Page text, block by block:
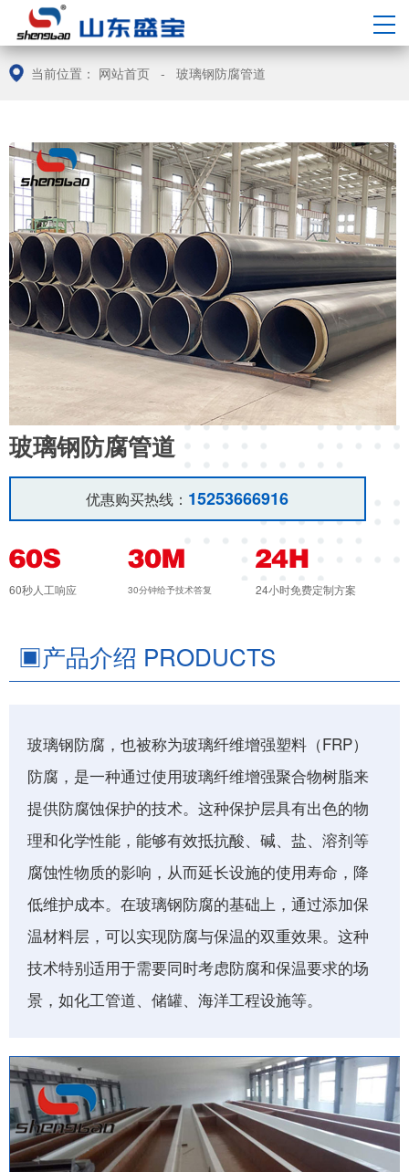
当前位置： 网站首页 - 玻璃钢防腐管道
玻璃钢防腐管道
优惠购买热线： 15253666916
60秒人工响应 30分钟给予技术答复 24小时免费定制方案
▣产品介绍 PRODUCTS
玻璃钢防腐，也被称为玻璃纤维增强塑料（FRP）
防腐，是一种通过使用玻璃纤维增强聚合物树脂来
提供防腐蚀保护的技术。这种保护层具有出色的物
理和化学性能，能够有效抵抗酸、碱、盐、溶剂等
腐蚀性物质的影响，从而延长设施的使用寿命，降
低维护成本。在玻璃钢防腐的基础上，通过添加保
温材料层，可以实现防腐与保温的双重效果。这种
技术特别适用于需要同时考虑防腐和保温要求的场
景，如化工管道、储罐、海洋工程设施等。